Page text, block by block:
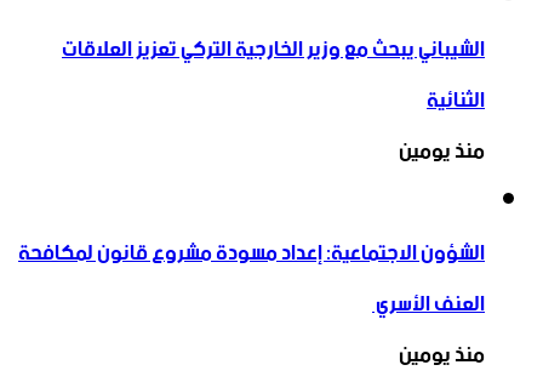
الشيباني يبحث مع وزير الخارجية التركي تعزيز العلاقات
الثنائية
منذ يومين
الشؤون الاجتماعية: إعداد مسودة مشروع قانون لمكافحة
العنف الأسري ‏
منذ يومين